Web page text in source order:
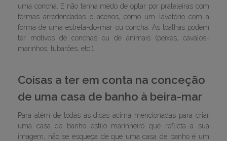
uma concha. E não tenha medo de optar por prateleiras com
formas arredondadas e acenos, como um lavatório com a
forma de uma estrela-do-mar ou concha. As toalhas podem
ter motivos de conchas ou de animais (peixes, cavalos-
marinhos, tubarões, etc.).
Coisas a ter em conta na conceção
de uma casa de banho à beira-mar
Para além de todas as dicas acima mencionadas para criar
uma casa de banho estilo marinheiro que reflicta a sua
imagem, não se esqueça de que uma casa de banho é um